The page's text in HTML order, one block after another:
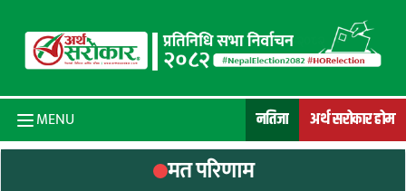
MENU नतिजा अर्थ सरोकार होम
मत परिणाम